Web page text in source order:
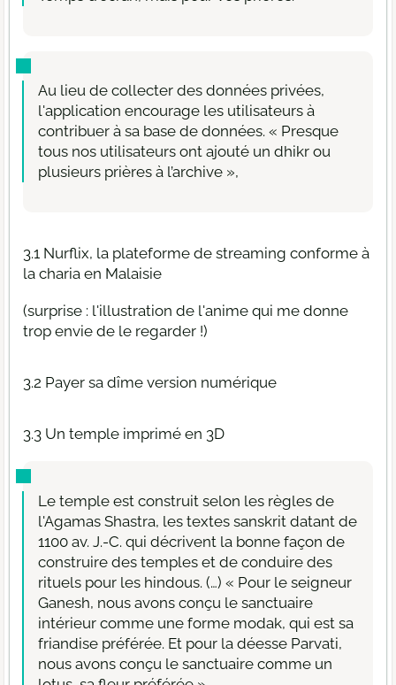
Au lieu de collecter des données privées,
l'application encourage les utilisateurs à
contribuer à sa base de données. « Presque
tous nos utilisateurs ont ajouté un dhikr ou
plusieurs prières à l’archive »,
3.1 Nurflix, la plateforme de streaming conforme à
la charia en Malaisie
(surprise : l'illustration de l'anime qui me donne
trop envie de le regarder !)
3.2 Payer sa dîme version numérique
3.3 Un temple imprimé en 3D
Le temple est construit selon les règles de
l'Agamas Shastra, les textes sanskrit datant de
1100 av. J.-C. qui décrivent la bonne façon de
construire des temples et de conduire des
rituels pour les hindous. (…) « Pour le seigneur
Ganesh, nous avons conçu le sanctuaire
intérieur comme une forme modak, qui est sa
friandise préférée. Et pour la déesse Parvati,
nous avons conçu le sanctuaire comme un